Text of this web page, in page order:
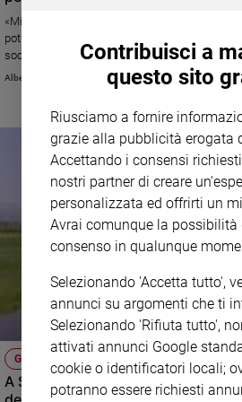
Sanremo
2026
Tv
streaming
Musica
Famiglia
Genitori
e
Nonni
Coppia
Scuola
«Mia figlia di 15 anni ha una vita ricca e
potrebbe fare molto di più. Nell’ultimo anno è
social, dove produce brevi video degli eventi
Alberto Pellai
GIUSTIZIA MINORILE
A Santiago per tornare sulla retta
Contribuisci a
questo sito
Riusciamo a fornire
grazie alla pubblicità erogata
Accettando i consensi
nostri partner di creare
personalizzata ed offrirti un
Avrai comunque la possibilità
consenso in qualunque
Selezionando 'Accetta tutto',
annunci su argomenti che ti
Selezionando 'Rifiuta tutto',
attivati annunci Google
cookie o identificatori locali;
potranno essere richiesti